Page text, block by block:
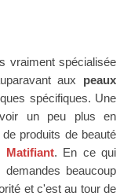
vraiment spécialisée
aux peaux
spécifiques. Une
un peu plus en
produits de beauté
Matifiant. En ce qui
beaucoup
et c'est au tour de